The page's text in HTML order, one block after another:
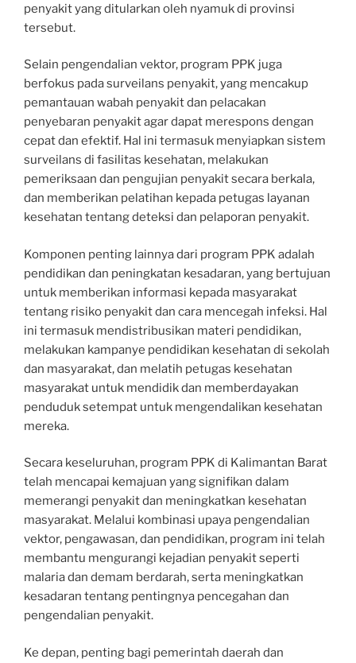
penyakit yang ditularkan oleh nyamuk di provinsi
tersebut.
Selain pengendalian vektor, program PPK juga
berfokus pada surveilans penyakit, yang mencakup
pemantauan wabah penyakit dan pelacakan
penyebaran penyakit agar dapat merespons dengan
cepat dan efektif. Hal ini termasuk menyiapkan sistem
surveilans di fasilitas kesehatan, melakukan
pemeriksaan dan pengujian penyakit secara berkala,
dan memberikan pelatihan kepada petugas layanan
kesehatan tentang deteksi dan pelaporan penyakit.
Komponen penting lainnya dari program PPK adalah
pendidikan dan peningkatan kesadaran, yang bertujuan
untuk memberikan informasi kepada masyarakat
tentang risiko penyakit dan cara mencegah infeksi. Hal
ini termasuk mendistribusikan materi pendidikan,
melakukan kampanye pendidikan kesehatan di sekolah
dan masyarakat, dan melatih petugas kesehatan
masyarakat untuk mendidik dan memberdayakan
penduduk setempat untuk mengendalikan kesehatan
mereka.
Secara keseluruhan, program PPK di Kalimantan Barat
telah mencapai kemajuan yang signifikan dalam
memerangi penyakit dan meningkatkan kesehatan
masyarakat. Melalui kombinasi upaya pengendalian
vektor, pengawasan, dan pendidikan, program ini telah
membantu mengurangi kejadian penyakit seperti
malaria dan demam berdarah, serta meningkatkan
kesadaran tentang pentingnya pencegahan dan
pengendalian penyakit.
Ke depan, penting bagi pemerintah daerah dan